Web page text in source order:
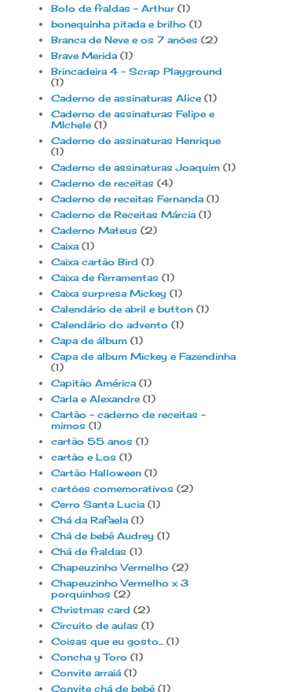
Bolo de fraldas - Arthur (1)
bonequinha pitada e brilho (1)
Branca de Neve e os 7 anões (2)
Brave Merida (1)
Brincadeira 4 - Scrap Playground
(1)
Caderno de assinaturas Alice (1)
Caderno de assinaturas Felipe e
MIchele (1)
Caderno de assinaturas Henrique
(1)
Caderno de assinaturas Joaquim (1)
Caderno de receitas (4)
Caderno de receitas Fernanda (1)
Caderno de Receitas Márcia (1)
Caderno Mateus (2)
Caixa (1)
Caixa cartão Bird (1)
Caixa de ferramentas (1)
Caixa surpresa Mickey (1)
Calendário de abril e button (1)
Calendário do advento (1)
Capa de álbum (1)
Capa de album Mickey e Fazendinha
(1)
Capitão América (1)
Carla e Alexandre (1)
Cartão - caderno de receitas -
mimos (1)
cartão 55 anos (1)
cartão e Los (1)
Cartão Halloween (1)
cartões comemorativos (2)
Cerro Santa Lucia (1)
Chá da Rafaela (1)
Chá de bebê Audrey (1)
Chá de fraldas (1)
Chapeuzinho Vermelho (2)
Chapeuzinho Vermelho x 3
porquinhos (2)
Christmas card (2)
Circuito de aulas (1)
Coisas que eu gosto... (1)
Concha y Toro (1)
Convite arraiá (1)
Convite chá de bebê (1)